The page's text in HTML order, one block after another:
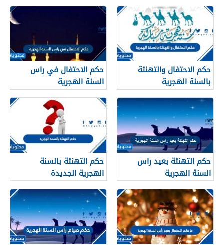
حكم الاحتفال والتهنئة
بالسنة الهجرية
حكم الاحتفال في راس
السنة الهجرية
حكم التهنئة بعيد راس
السنة الهجرية
حكم التهنئة بالسنة
الهجرية الجديدة